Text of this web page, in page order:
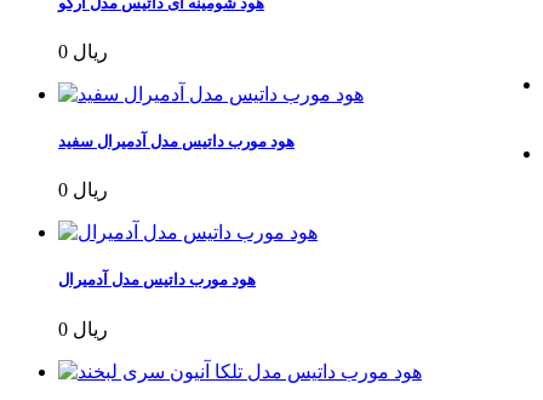
0 ریال
هود مورب داتیس مدل آدمیرال سفید
0 ریال
هود مورب داتیس مدل آدمیرال
0 ریال